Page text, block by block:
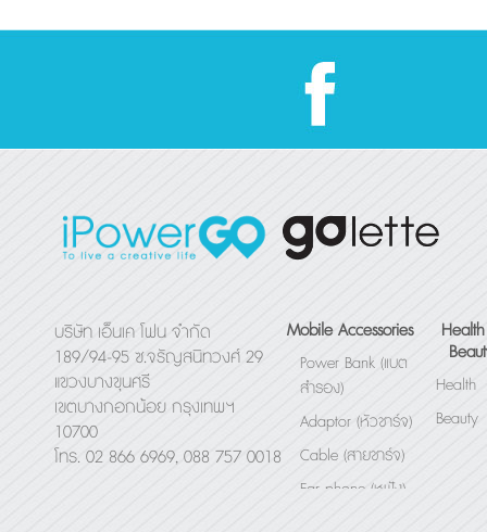
บริษัท เอ็นเค โฟน จำกัด
189/94-95 ซ.จรัญสนิทวงศ์ 29
แขวงบางขุนศรี
เขตบางกอกน้อย กรุงเทพฯ
10700
โทร. 02 866 6969, 088 757 0018
Mobile Accessories
Power Bank (แบต
สำรอง)
Adaptor (หัวชาร์จ)
Cable (สายชาร์จ)
Ear phone (หูฟัง)
Health
Beauty